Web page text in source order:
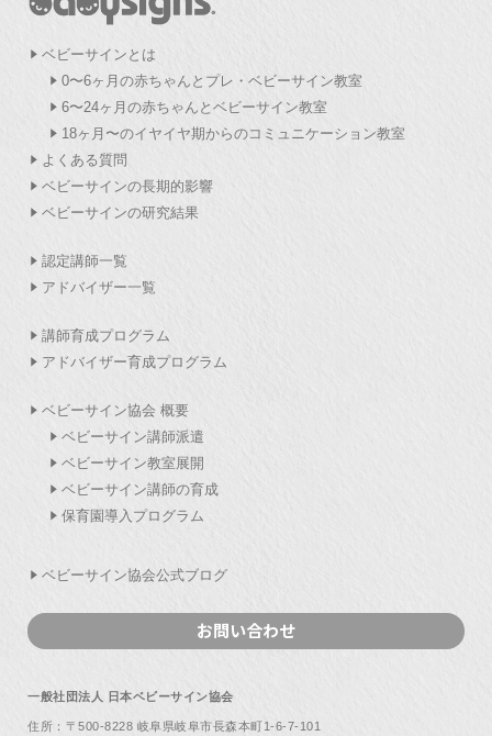
ベビーサインとは
0〜6ヶ月の赤ちゃんとプレ・ベビーサイン教室
6〜24ヶ月の赤ちゃんとベビーサイン教室
18ヶ月〜のイヤイヤ期からのコミュニケーション教室
よくある質問
ベビーサインの長期的影響
ベビーサインの研究結果
認定講師一覧
アドバイザー一覧
講師育成プログラム
アドバイザー育成プログラム
ベビーサイン協会 概要
ベビーサイン講師派遣
ベビーサイン教室展開
ベビーサイン講師の育成
保育園導入プログラム
ベビーサイン協会公式ブログ
お問い合わせ
一般社団法人 日本ベビーサイン協会
住所：〒500-8228 岐阜県岐阜市長森本町1-6-7-101